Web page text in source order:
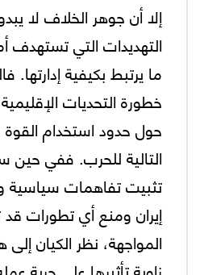
إلا أن جوهر الخلاف لا
التهديدات التي تستهدف
ما يرتبط بكيفية إدارتها.
خطورة التحديات
حول حدود استخدام القوة
التالية للحرب. ففي
تثبيت تفاهمات سياسية
إيران ومنع أي تطورات
المواجهة، نظر الكيان